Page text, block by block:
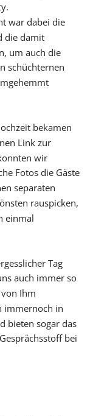
war dabei die
die damit
um auch die
schüchternen
bekamen
Link zur
wir
Fotos die Gäste
separaten
rauspicken,
einmal
Tag
auch immer so
Ihm
immernoch in
bieten sogar das
bei